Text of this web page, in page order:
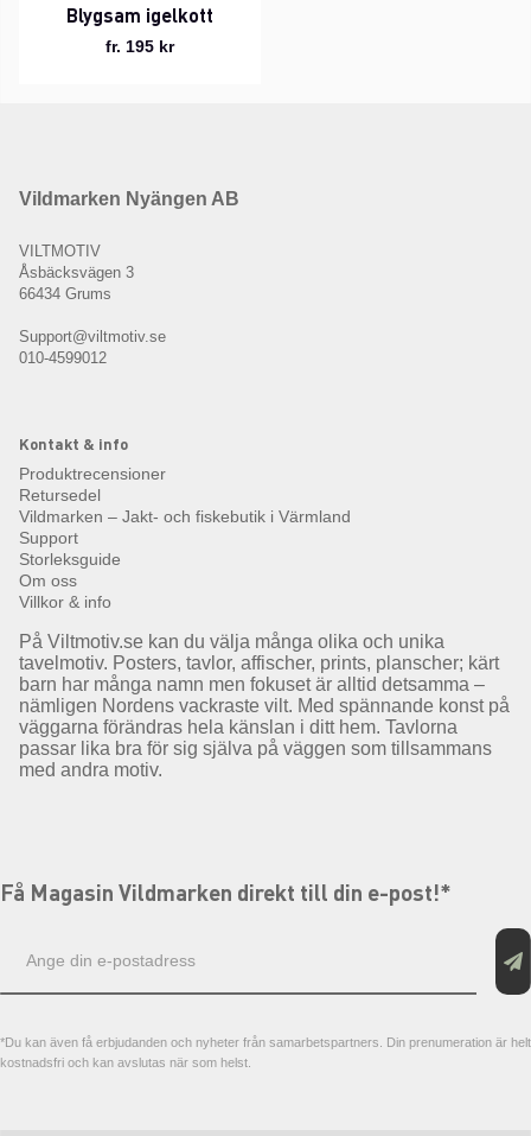
Blygsam igelkott
fr. 195 kr
Vildmarken Nyängen AB
VILTMOTIV
Åsbäcksvägen 3
66434 Grums
Support@viltmotiv.se
010-4599012
Kontakt & info
Produktrecensioner
Retursedel
Vildmarken – Jakt- och fiskebutik i Värmland
Support
Storleksguide
Om oss
Villkor & info
På Viltmotiv.se kan du välja många olika och unika
tavelmotiv. Posters, tavlor, affischer, prints, planscher; kärt
barn har många namn men fokuset är alltid detsamma –
nämligen Nordens vackraste vilt. Med spännande konst på
väggarna förändras hela känslan i ditt hem. Tavlorna
passar lika bra för sig själva på väggen som tillsammans
med andra motiv.
Få Magasin Vildmarken direkt till din e-post!*
postadress
*Du kan även få erbjudanden och nyheter från samarbetspartners. Din prenumeration är helt
kostnadsfri och kan avslutas när som helst.